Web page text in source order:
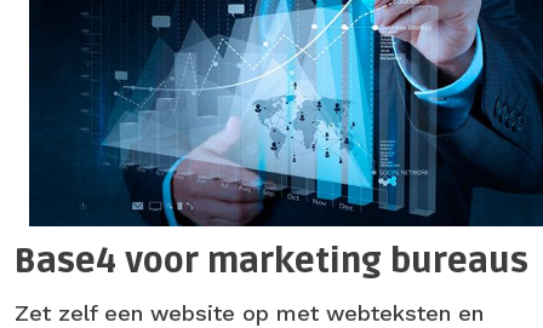
Base4 voor marketing bureaus
Zet zelf een website op met webteksten en